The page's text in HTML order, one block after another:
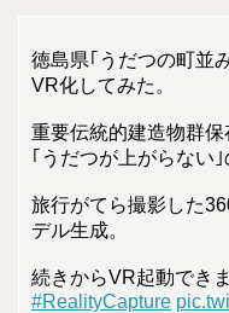
徳島県｢うだつの町並
VR化してみた。
重要伝統的建造物群保
｢うだつが上がらない
旅行がてら撮影した
デル生成。
続きからVR起動でき
#RealityCapture